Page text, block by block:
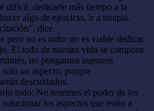
difícil, dedicarle más tiempo a la
algo de ejercicio, ir a terapia.
dice.
pero no es todo: no es viable dedicar
El todo de nuestra vida se compone
no pongamos nuestros
un aspecto, porque
descuidados.
todo: No tenemos el poder de los
los aspectos que estén a